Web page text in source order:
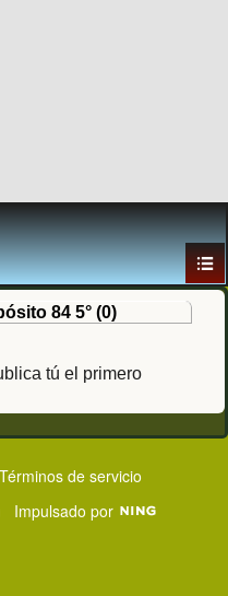
84 5° (0)
tú el primero
Términos de servicio
Impulsado por